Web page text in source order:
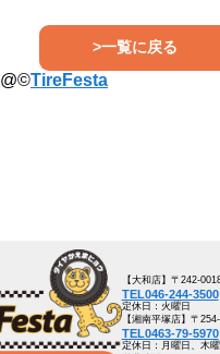
>一覧に戻る
@©TireFesta
【大和店】〒242-
TEL046-244-3500
定休日：火曜日
【湘南平塚店】〒
TEL0463-79-5970
定休日：月曜日、木曜